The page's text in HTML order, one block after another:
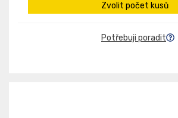
Zvolit počet kusů
Potřebuji poradit